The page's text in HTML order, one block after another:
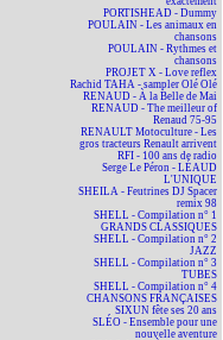
PORTISHEAD - Dummy
POULAIN - Les animaux en
chansons
POULAIN - Rythmes et
chansons
PROJET X - Love reflex
Rachid TAHA - sampler Olé Olé
RENAUD - À la Belle de Mai
RENAUD - The meilleur of
Renaud 75-95
RENAULT Motoculture - Les
gros tracteurs Renault arrivent
RFI - 100 ans de radio
Serge Le Péron - LÉAUD
L'UNIQUE
SHEILA - Feutrines DJ Spacer
remix 98
SHELL - Compilation n° 1
GRANDS CLASSIQUES
SHELL - Compilation n° 2
JAZZ
SHELL - Compilation n° 3
TUBES
SHELL - Compilation n° 4
CHANSONS FRANÇAISES
SIXUN fête ses 20 ans
SLÉO - Ensemble pour une
nouvelle aventure